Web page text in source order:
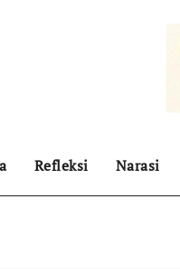
Refleksi Narasi